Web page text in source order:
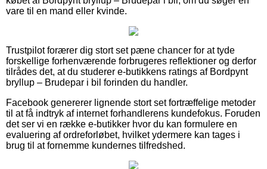
vare til en mand eller kvinde.
Trustpilot forærer dig stort set pæne chancer for at tyde
forskellige forhenværende forbrugeres reflektioner og derfor
tilrådes det, at du studerer e-butikkens ratings af Bordpynt
bryllup – Brudepar i bil forinden du handler.
Facebook genererer lignende stort set fortræffelige metoder
til at få indtryk af internet forhandlerens kundefokus. Foruden
det ser vi en række e-butikker hvor du kan formulere en
evaluering af ordreforløbet, hvilket ydermere kan tages i
brug til at fornemme kundernes tilfredshed.